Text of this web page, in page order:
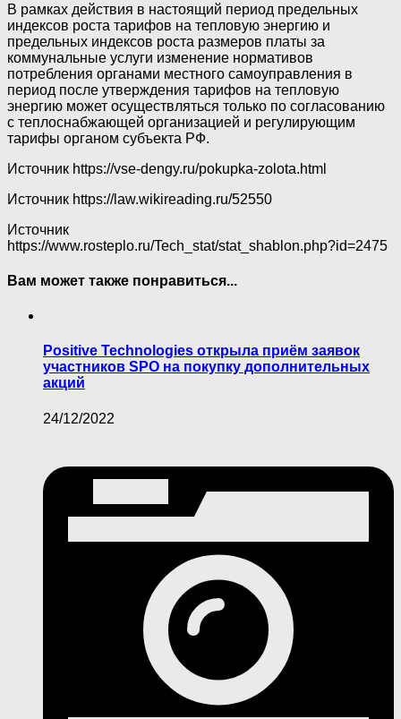
В рамках действия в настоящий период предельных
индексов роста тарифов на тепловую энергию и
предельных индексов роста размеров платы за
коммунальные услуги изменение нормативов
потребления органами местного самоуправления в
период после утверждения тарифов на тепловую
энергию может осуществляться только по согласованию
с теплоснабжающей организацией и регулирующим
тарифы органом субъекта РФ.
Источник https://vse-dengy.ru/pokupka-zolota.html
Источник https://law.wikireading.ru/52550
Источник
https://www.rosteplo.ru/Tech_stat/stat_shablon.php?id=2475
Вам может также понравиться...
Positive Technologies открыла приём заявок
участников SPO на покупку дополнительных
акций
24/12/2022